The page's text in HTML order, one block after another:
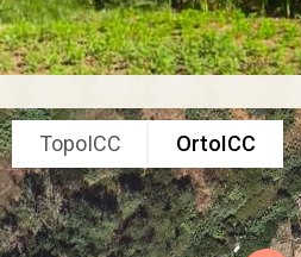
TopoICC OrtoICC